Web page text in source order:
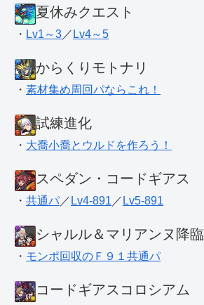
夏休みクエスト
・ Lv1～3 ／ Lv4～5
からくりモトナリ
・ 素材集め周回パならこれ！
試練進化
・ 大喬小喬とウルドを作ろう！
スペダン・コードギアス
・ 共通パ ／ Lv4-891 ／ Lv5-891
シャルル＆マリアンヌ降臨
・ モンポ回収のＦ９１共通パ
コードギアスコロシアム